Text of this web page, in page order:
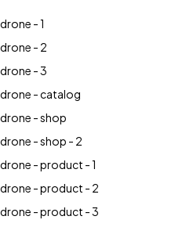
drone - 1
drone - 2
drone - 3
drone - catalog
drone - shop
drone - shop - 2
drone - product - 1
drone - product - 2
drone - product - 3